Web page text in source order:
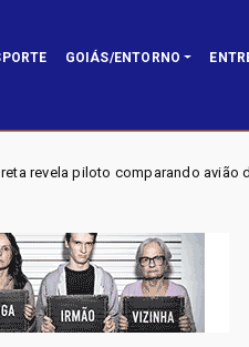
GOIÁS/ENTORNO
avião da Voepass a um